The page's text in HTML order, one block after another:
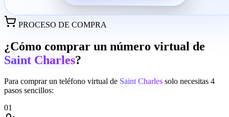
PROCESO DE COMPRA
¿Cómo comprar un número virtual de
Saint Charles?
Para comprar un teléfono virtual de Saint Charles solo necesitas 4
pasos sencillos:
01